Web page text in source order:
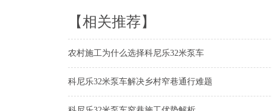
【相关推荐】
农村施工为什么选择科尼乐32米泵车
科尼乐32米泵车解决乡村窄巷通行难题